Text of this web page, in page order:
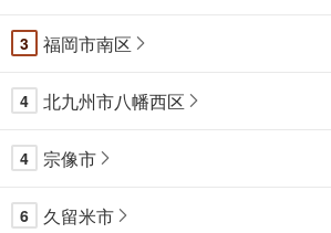
3 福岡市南区
4 北九州市八幡西区
4 宗像市
6 久留米市